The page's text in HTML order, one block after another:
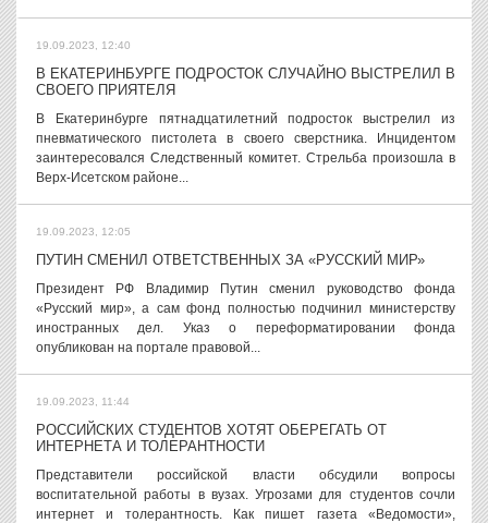
19.09.2023, 12:40
В ЕКАТЕРИНБУРГЕ ПОДРОСТОК СЛУЧАЙНО ВЫСТРЕЛИЛ В
СВОЕГО ПРИЯТЕЛЯ
В Екатеринбурге пятнадцатилетний подросток выстрелил из
пневматического пистолета в своего сверстника. Инцидентом
заинтересовался Следственный комитет. Стрельба произошла в
Верх-Исетском районе...
19.09.2023, 12:05
ПУТИН СМЕНИЛ ОТВЕТСТВЕННЫХ ЗА «РУССКИЙ МИР»
Президент РФ Владимир Путин сменил руководство фонда
«Русский мир», а сам фонд полностью подчинил министерству
иностранных дел. Указ о переформатировании фонда
опубликован на портале правовой...
19.09.2023, 11:44
РОССИЙСКИХ СТУДЕНТОВ ХОТЯТ ОБЕРЕГАТЬ ОТ
ИНТЕРНЕТА И ТОЛЕРАНТНОСТИ
Представители российской власти обсудили вопросы
воспитательной работы в вузах. Угрозами для студентов сочли
интернет и толерантность. Как пишет газета «Ведомости»,